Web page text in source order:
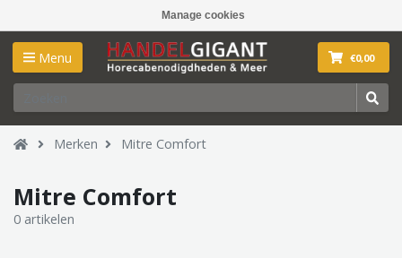
Manage cookies
Menu €0,00
Merken Mitre Comfort
Mitre Comfort
0 artikelen